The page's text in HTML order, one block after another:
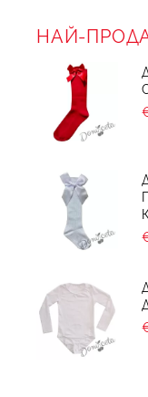
НАЙ-